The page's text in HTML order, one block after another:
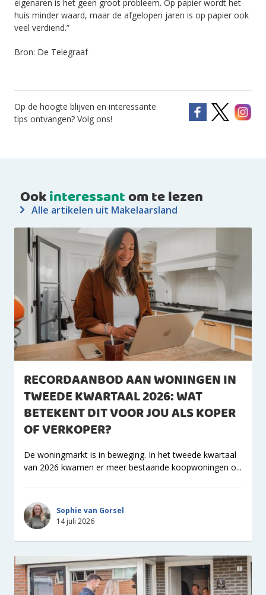
eigenaren is het geen groot probleem. Op papier wordt het
huis minder waard, maar de afgelopen jaren is op papier ook
veel verdiend.”
Bron: De Telegraaf
Op de hoogte blijven en interessante
tips ontvangen? Volg ons!
Ookinteressantom te lezen
Alle artikelen uit Makelaarsland
RECORDAANBOD AAN WONINGEN IN
TWEEDE KWARTAAL 2026: WAT
BETEKENT DIT VOOR JOU ALS KOPER
OF VERKOPER?
De woningmarkt is in beweging. In het tweede kwartaal
van 2026 kwamen er meer bestaande koopwoningen o...
Sophie van Gorsel
14 juli 2026